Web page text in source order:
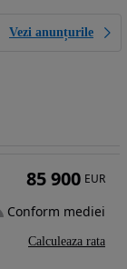
Vezi anunțurile
85 900 EUR
Conform mediei
Calculeaza rata